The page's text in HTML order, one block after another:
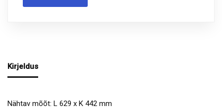
Kirjeldus
Nähtav mõõt: L 629 x K 442 mm